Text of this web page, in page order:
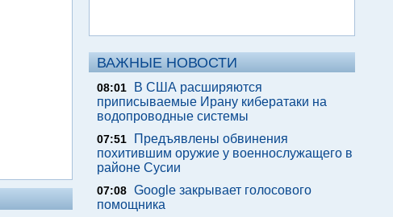
ВАЖНЫЕ НОВОСТИ
08:01
В США расширяются
приписываемые Ирану кибератаки на
водопроводные системы
07:51
Предъявлены обвинения
похитившим оружие у военнослужащего в
районе Сусии
07:08 Google закрывает голосового
помощника